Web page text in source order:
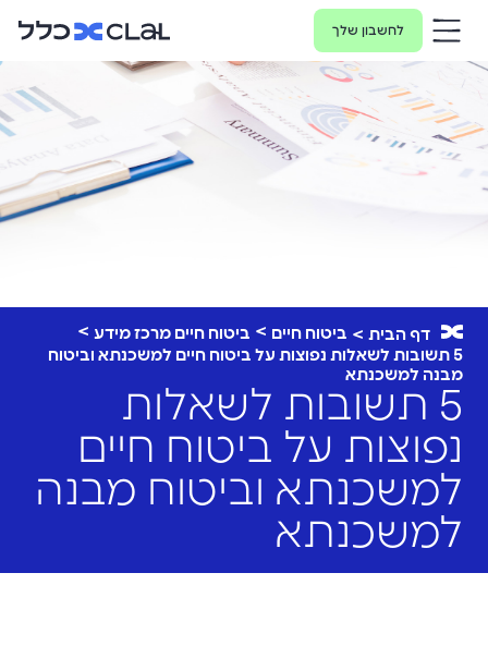
לחשבון שלך
דף הבית ביטוח חיים
ביטוח חיים מרכז מידע
5 תשובות לשאלות נפוצות על ביטוח חיים למשכנתא וביטוח
מבנה למשכנתא
5 תשובות לשאלות
נפוצות על ביטוח חיים
למשכנתא וביטוח מבנה
למשכנתא